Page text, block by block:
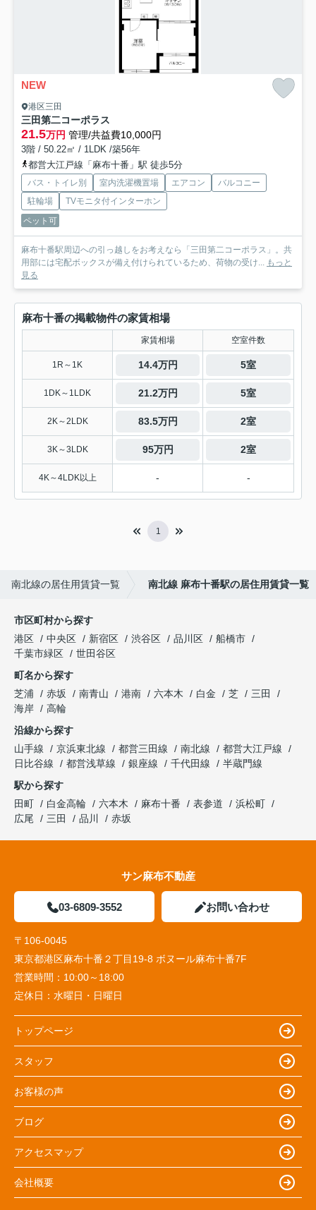
NEW
港区三田
三田第二コーポラス
21.5万円 管理/共益費10,000円
3階 / 50.22㎡ / 1LDK /築56年
都営大江戸線「麻布十番」駅 徒歩5分
バス・トイレ別 室内洗濯機置場 エアコン
バルコニー
駐輪場
TVモニタ付インターホン
ペット可
麻布十番駅周辺への引っ越しをお考えなら「三田第二コーポラス」。共
用部には宅配ボックスが備え付けられているため、荷物の受け... もっと
見る
麻布十番の掲載物件の家賃相場
家賃相場 空室件数
1R～1K 14.4万円 5室
1DK～1LDK 21.2万円 5室
2K～2LDK 83.5万円 2室
3K～3LDK 95万円 2室
4K～4LDK以上 - -
1
南北線の居住用賃貸一覧 南北線 麻布十番駅の居住用賃貸一覧
市区町村から探す
港区
中央区 新宿区 渋谷区 品川区
船橋市
千葉市緑区
世田谷区
町名から探す
芝浦
赤坂 南青山 港南 六本木 白金 芝
三田
海岸
高輪
沿線から探す
山手線
京浜東北線 都営三田線 南北線
都営大江戸線
日比谷線
都営浅草線 銀座線 千代田線
半蔵門線
駅から探す
田町
白金高輪 六本木 麻布十番 表参道
浜松町
広尾
三田 品川 赤坂
サン麻布不動産
03-6809-3552 お問い合わせ
〒106-0045
東京都港区麻布十番２丁目19-8 ボヌール麻布十番7F
営業時間： 10:00～18:00
定休日： 水曜日・日曜日
トップページ
スタッフ
お客様の声
ブログ
アクセスマップ
会社概要